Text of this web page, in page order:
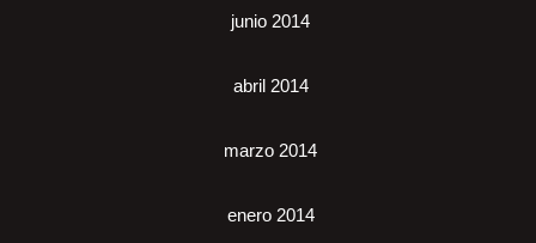
junio 2014
abril 2014
marzo 2014
enero 2014